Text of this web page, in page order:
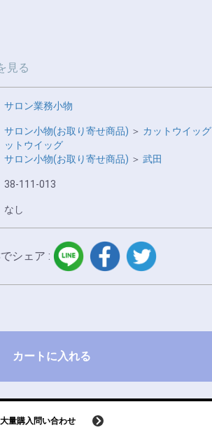
見る
サロン業務小物
サロン小物(お取り寄せ商品) ＞ カットウイッグ
ットウイッグ
サロン小物(お取り寄せ商品) ＞ 武田
38-111-013
なし
シェア :
LINE facebook
カートに入れる
大量購入問い合わせ